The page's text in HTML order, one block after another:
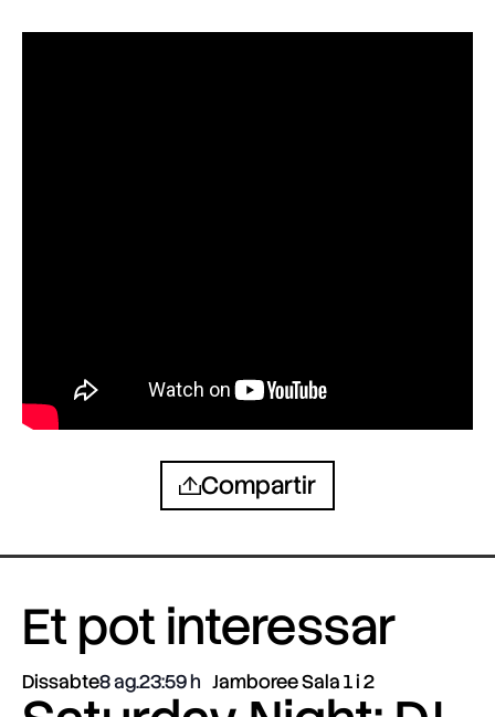
Compartir
Et pot interessar
Dissabte8 ag.23:59 Jamboree Sala 1 i 2